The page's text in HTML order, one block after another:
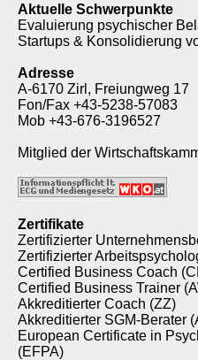
Aktuelle Schwerpunkte
Evaluierung psychischer
Startups & Konsolidierung
Adresse
A-6170 Zirl, Freiungweg 17
Fon/Fax +43-5238-57083
Mob +43-676-3196527
Mitglied der
Zertifikate
Zertifizierter
Zertifizierter
Certified Business Coach
Certified Business Trainer
Akkreditierter Coach (ZZ)
Akkreditierter SGM-Berater
European Certificate in
(EFPA)